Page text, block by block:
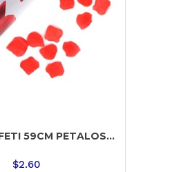
59CM PETALOS...
$2.60